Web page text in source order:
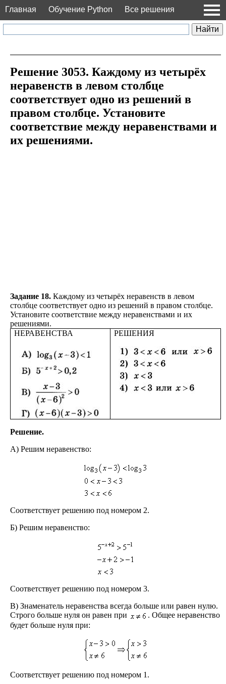
Главная Обучение Python Все решения
Решение 3053. Каждому из четырёх
неравенств в левом столбце
соответствует одно из решений в
правом столбце. Установите
соответствие между неравенствами и
их решениями.
Задание 18. Каждому из четырёх неравенств в левом
столбце соответствует одно из решений в правом столбце.
Установите соответствие между неравенствами и их
решениями.
НЕРАВЕНСТВА
РЕШЕНИЯ
Решение.
А) Решим неравенство:
Соответствует решению под номером 2.
Б) Решим неравенство:
Соответствует решению под номером 3.
В) Знаменатель неравенства всегда больше или равен нулю.
Строго больше нуля он равен при
. Общее неравенство
будет больше нуля при:
Соответствует решению под номером 1.